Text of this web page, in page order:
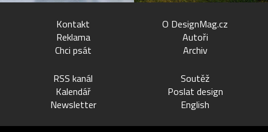
Kontakt
Reklama
Chci psát
O DesignMag.cz
Autoři
Archiv
RSS kanál
Kalendář
Newsletter
Soutěž
Poslat design
English